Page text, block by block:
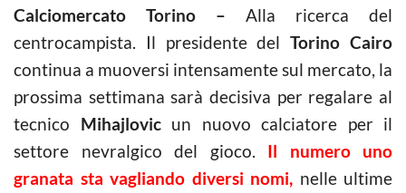
Calciomercato Torino – Alla ricerca del
centrocampista. Il presidente delTorino Cairo
continua a muoversi intensamente sul mercato, la
prossima settimana sarà decisiva per regalare al
tecnico Mihajlovicun nuovo calciatore per il
settore nevralgico del gioco. Il numero uno
granata sta vagliando diversi nomi, nelle ultime